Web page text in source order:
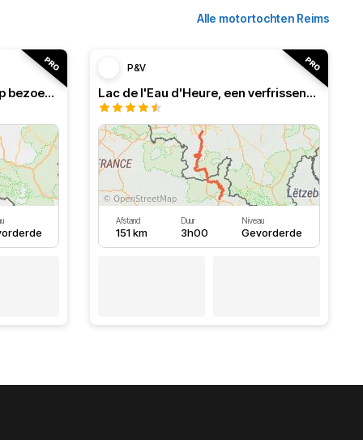
Alle motortochten Reims
Frans-Belgisch roadbook, op bezoek in de Ardennen
P&V
Lac de l'Eau d'Heure, een verfrissend roadbook
Afstand
151 km
Duur
3h00
Niveau
Gevorderde